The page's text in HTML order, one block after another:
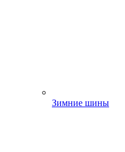
Зимние шины